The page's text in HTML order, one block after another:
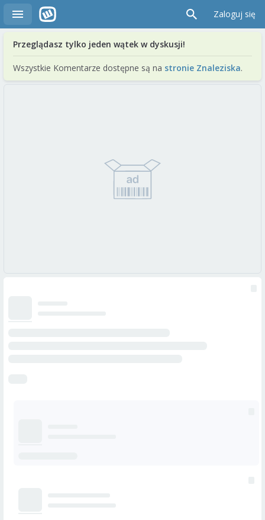
Zaloguj się
Przeglądasz tylko jeden wątek w dyskusji!
Wszystkie Komentarze dostępne są na stronie Znaleziska.